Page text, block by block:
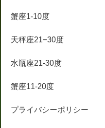
蟹座1-10度
天秤座21−30度
水瓶座21-30度
蟹座11-20度
プライバシーポリシー